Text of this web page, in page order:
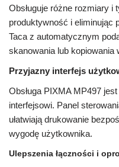
Obsługuje różne rozmiary i
produktywność i eliminując
Taca z automatycznym
skanowania lub kopiowania
Przyjazny interfejs
Obsługa PIXMA MP497
interfejsowi. Panel
ułatwiają drukowanie
wygodę użytkownika.
Ulepszenia łączności i